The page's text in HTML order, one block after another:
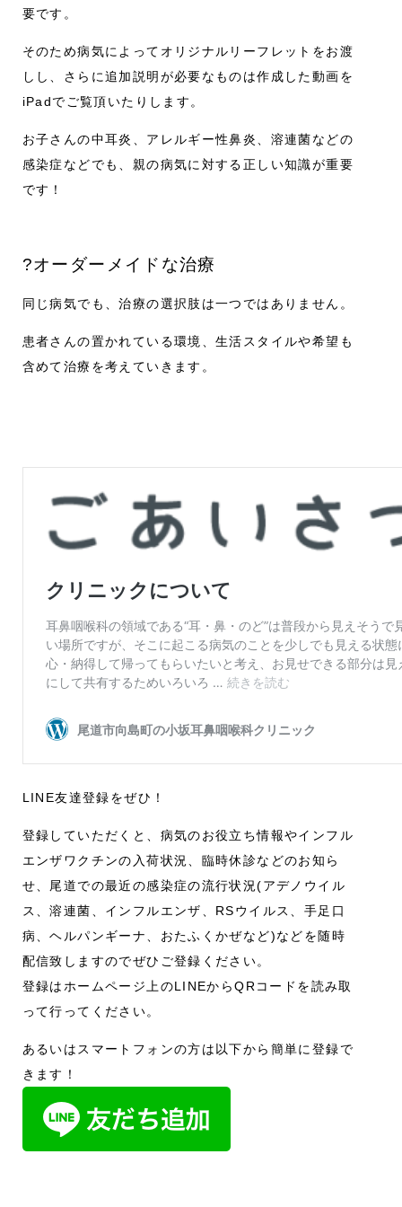
要です。
そのため病気によってオリジナルリーフレットをお渡
しし、さらに追加説明が必要なものは作成した動画を
iPadでご覧頂いたりします。
お子さんの中耳炎、アレルギー性鼻炎、溶連菌などの
感染症などでも、親の病気に対する正しい知識が重要
です！
?オーダーメイドな治療
同じ病気でも、治療の選択肢は一つではありません。
患者さんの置かれている環境、生活スタイルや希望も
含めて治療を考えていきます。
LINE友達登録をぜひ！
登録していただくと、病気のお役立ち情報やインフル
エンザワクチンの入荷状況、臨時休診などのお知ら
せ、尾道での最近の感染症の流行状況(アデノウイル
ス、溶連菌、インフルエンザ、RSウイルス、手足口
病、ヘルパンギーナ、おたふくかぜなど)などを随時
配信致しますのでぜひご登録ください。
登録はホームページ上のLINEからQRコードを読み取
って行ってください。
あるいはスマートフォンの方は以下から簡単に登録で
きます！